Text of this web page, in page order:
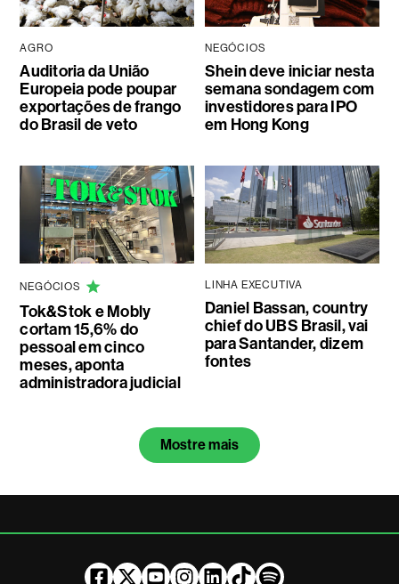
AGRO
Auditoria da União
Europeia pode poupar
exportações de frango
do Brasil de veto
NEGÓCIOS
Shein deve iniciar nesta
semana sondagem com
investidores para IPO
em Hong Kong
NEGÓCIOS
Tok&Stok e Mobly
cortam 15,6% do
pessoal em cinco
meses, aponta
administradora judicial
LINHA EXECUTIVA
Daniel Bassan, country
chief do UBS Brasil, vai
para Santander, dizem
fontes
Mostre mais